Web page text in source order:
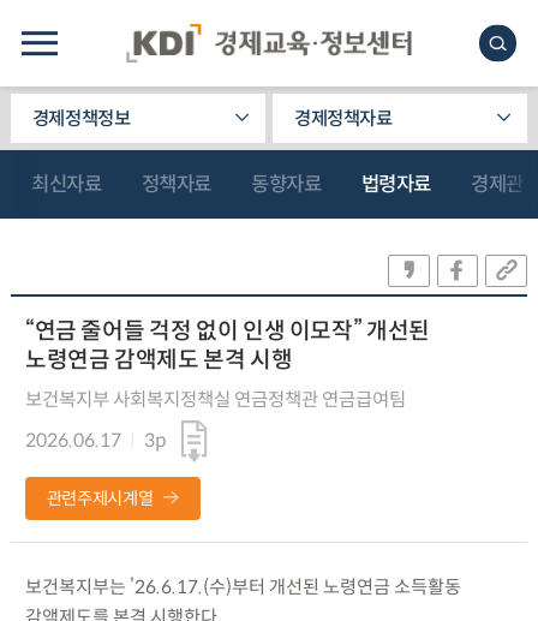
경제정책정보 경제정책자료
최신자료 정책자료 동향자료 법령자료 경제관
“연금 줄어들 걱정 없이 인생 이모작” 개선된
노령연금 감액제도 본격 시행
보건복지부 사회복지정책실 연금정책관 연금급여팀
2026.06.17
3p
관련주제시계열
보건복지부는 ’26.6.17.(수)부터 개선된 노령연금 소득활동
감액제도를 본격 시행한다.